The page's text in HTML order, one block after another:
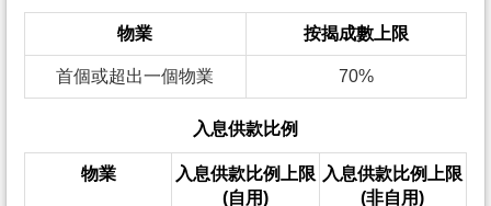
物業 按揭成數上限
首個或超出一個物業 70%
入息供款比例
物業
入息供款比例上限
(自用)
入息供款比例上限
(非自用)